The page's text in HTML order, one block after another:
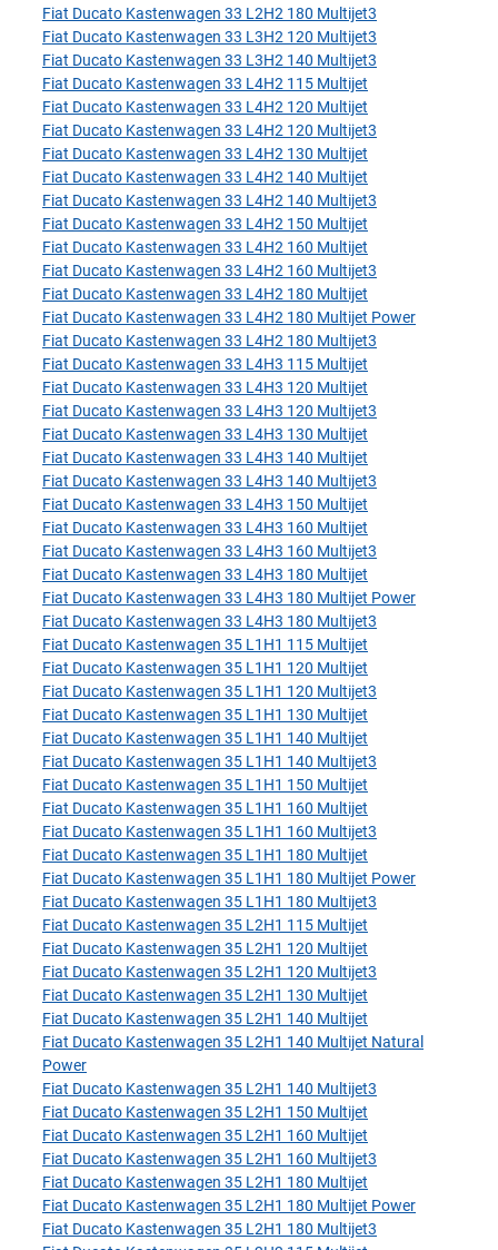
Fiat Ducato Kastenwagen 33 L2H2 180 Multijet3
Fiat Ducato Kastenwagen 33 L3H2 120 Multijet3
Fiat Ducato Kastenwagen 33 L3H2 140 Multijet3
Fiat Ducato Kastenwagen 33 L4H2 115 Multijet
Fiat Ducato Kastenwagen 33 L4H2 120 Multijet
Fiat Ducato Kastenwagen 33 L4H2 120 Multijet3
Fiat Ducato Kastenwagen 33 L4H2 130 Multijet
Fiat Ducato Kastenwagen 33 L4H2 140 Multijet
Fiat Ducato Kastenwagen 33 L4H2 140 Multijet3
Fiat Ducato Kastenwagen 33 L4H2 150 Multijet
Fiat Ducato Kastenwagen 33 L4H2 160 Multijet
Fiat Ducato Kastenwagen 33 L4H2 160 Multijet3
Fiat Ducato Kastenwagen 33 L4H2 180 Multijet
Fiat Ducato Kastenwagen 33 L4H2 180 Multijet Power
Fiat Ducato Kastenwagen 33 L4H2 180 Multijet3
Fiat Ducato Kastenwagen 33 L4H3 115 Multijet
Fiat Ducato Kastenwagen 33 L4H3 120 Multijet
Fiat Ducato Kastenwagen 33 L4H3 120 Multijet3
Fiat Ducato Kastenwagen 33 L4H3 130 Multijet
Fiat Ducato Kastenwagen 33 L4H3 140 Multijet
Fiat Ducato Kastenwagen 33 L4H3 140 Multijet3
Fiat Ducato Kastenwagen 33 L4H3 150 Multijet
Fiat Ducato Kastenwagen 33 L4H3 160 Multijet
Fiat Ducato Kastenwagen 33 L4H3 160 Multijet3
Fiat Ducato Kastenwagen 33 L4H3 180 Multijet
Fiat Ducato Kastenwagen 33 L4H3 180 Multijet Power
Fiat Ducato Kastenwagen 33 L4H3 180 Multijet3
Fiat Ducato Kastenwagen 35 L1H1 115 Multijet
Fiat Ducato Kastenwagen 35 L1H1 120 Multijet
Fiat Ducato Kastenwagen 35 L1H1 120 Multijet3
Fiat Ducato Kastenwagen 35 L1H1 130 Multijet
Fiat Ducato Kastenwagen 35 L1H1 140 Multijet
Fiat Ducato Kastenwagen 35 L1H1 140 Multijet3
Fiat Ducato Kastenwagen 35 L1H1 150 Multijet
Fiat Ducato Kastenwagen 35 L1H1 160 Multijet
Fiat Ducato Kastenwagen 35 L1H1 160 Multijet3
Fiat Ducato Kastenwagen 35 L1H1 180 Multijet
Fiat Ducato Kastenwagen 35 L1H1 180 Multijet Power
Fiat Ducato Kastenwagen 35 L1H1 180 Multijet3
Fiat Ducato Kastenwagen 35 L2H1 115 Multijet
Fiat Ducato Kastenwagen 35 L2H1 120 Multijet
Fiat Ducato Kastenwagen 35 L2H1 120 Multijet3
Fiat Ducato Kastenwagen 35 L2H1 130 Multijet
Fiat Ducato Kastenwagen 35 L2H1 140 Multijet
Fiat Ducato Kastenwagen 35 L2H1 140 Multijet Natural
Power
Fiat Ducato Kastenwagen 35 L2H1 140 Multijet3
Fiat Ducato Kastenwagen 35 L2H1 150 Multijet
Fiat Ducato Kastenwagen 35 L2H1 160 Multijet
Fiat Ducato Kastenwagen 35 L2H1 160 Multijet3
Fiat Ducato Kastenwagen 35 L2H1 180 Multijet
Fiat Ducato Kastenwagen 35 L2H1 180 Multijet Power
Fiat Ducato Kastenwagen 35 L2H1 180 Multijet3